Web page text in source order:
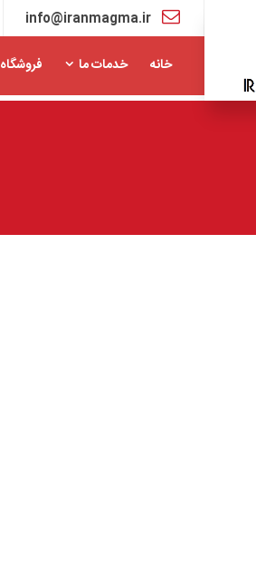
info@iranmagma.ir
خانه خدمات ما فروشگاه